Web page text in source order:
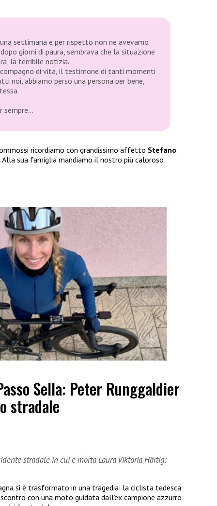
settimana e per rispetto non ne avevamo
giorni di paura, sembrava che la situazione
la terribile notizia.
di vita, il testimone di tanti momenti
abbiamo perso una persona per bene,
sempre…
ricordiamo con grandissimo affetto Stefano
sua famiglia mandiamo il nostro più caloroso
Sella: Peter Runggaldier
stradale
stradale in cui è morta Laura Viktoria Härtig:
si è trasformato in una tragedia: la ciclista tedesca
con una moto guidata dall’ex campione azzurro